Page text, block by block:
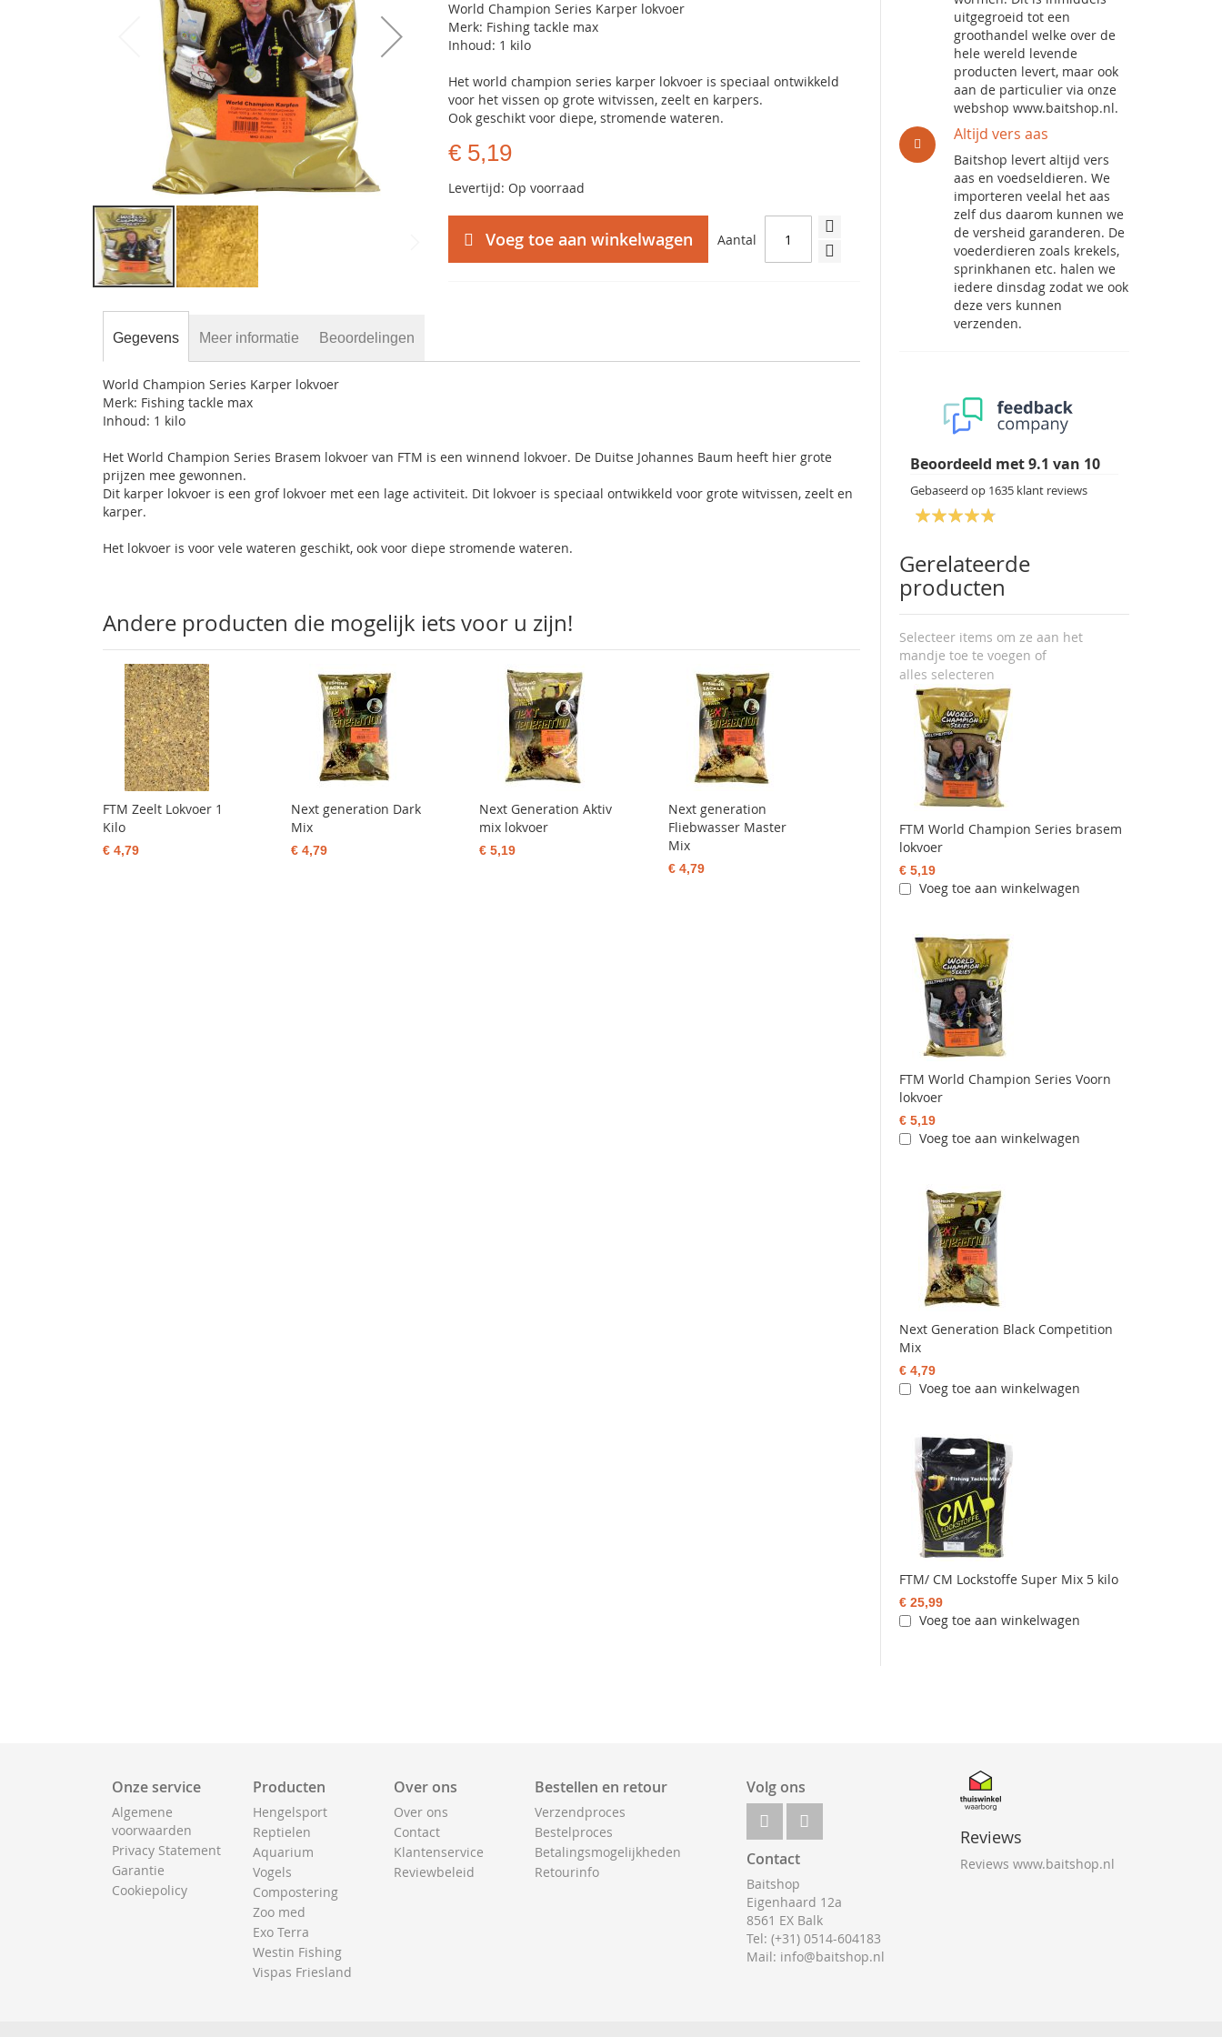
naar
de
afbeeldingen-
gallerij
World Champion Series Karper lokvoer
Merk: Fishing tackle max
Inhoud: 1 kilo
Het world champion series karper lokvoer is speciaal ontwikkeld
voor het vissen op grote witvissen, zeelt en karpers.
Ook geschikt voor diepe, stromende wateren.
€ 5,19
Levertijd: Op voorraad
Aantal
Voeg toe aan winkelwagen
uitgegroeid tot een
groothandel welke over de
hele wereld levende
producten levert, maar ook
aan de particulier via onze
webshop www.baitshop.nl.
Altijd vers aas
Baitshop levert altijd vers
aas en voedseldieren. We
importeren veelal het aas
zelf dus daarom kunnen we
de versheid garanderen. De
voederdieren zoals krekels,
sprinkhanen etc. halen we
iedere dinsdag zodat we ook
deze vers kunnen
verzenden.
Beoordeeld met9.1 van 10
Gebaseerd op 1635 klant reviews
Gerelateerde
producten
Selecteer items om ze aan het
mandje toe te voegen of
alles selecteren
FTM World Champion Series brasem
lokvoer
€ 5,19
Voeg toe aan winkelwagen
FTM World Champion Series Voorn
lokvoer
€ 5,19
Voeg toe aan winkelwagen
Next Generation Black Competition
Mix
€ 4,79
Voeg toe aan winkelwagen
FTM/ CM Lockstoffe Super Mix 5 kilo
€ 25,99
Voeg toe aan winkelwagen
Gegevens
World Champion Series Karper lokvoer
Merk: Fishing tackle max
Inhoud: 1 kilo
Het World Champion Series Brasem lokvoer van FTM is een winnend lokvoer. De Duitse Johannes Baum heeft hier grote
prijzen mee gewonnen.
Dit karper lokvoer is een grof lokvoer met een lage activiteit. Dit lokvoer is speciaal ontwikkeld voor grote witvissen, zeelt en
karper.
Het lokvoer is voor vele wateren geschikt, ook voor diepe stromende wateren.
Meer informatie Beoordelingen
Andere producten die mogelijk iets voor u zijn!
FTM Zeelt Lokvoer 1
Kilo
€ 4,79
Next generation Dark
Mix
€ 4,79
Next Generation Aktiv
mix lokvoer
€ 5,19
Next generation
Fliebwasser Master
Mix
€ 4,79
Onze service
Algemene
voorwaarden
Privacy Statement
Garantie
Cookiepolicy
Producten
Hengelsport
Reptielen
Aquarium
Vogels
Compostering
Zoo med
Exo Terra
Westin Fishing
Vispas Friesland
Over ons
Over ons
Contact
Klantenservice
Reviewbeleid
Bestellen en retour
Verzendproces
Bestelproces
Betalingsmogelijkheden
Retourinfo
Volg ons
Contact
Baitshop
Eigenhaard 12a
8561 EX Balk
Tel: (+31) 0514-604183
Mail: info@baitshop.nl
Reviews
Reviews www.baitshop.nl